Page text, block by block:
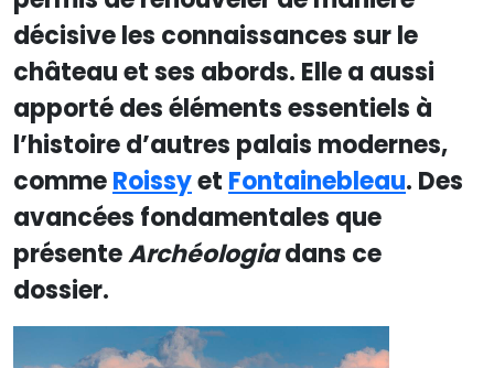
décisive les connaissances sur le
château et ses abords. Elle a aussi
apporté des éléments essentiels à
l’histoire d’autres palais modernes,
commeRoissyet Fontainebleau. Des
avancées fondamentales que
présenteArchéologiadans ce
dossier.